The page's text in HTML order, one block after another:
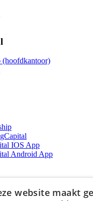
IOS App
Android App
website maakt